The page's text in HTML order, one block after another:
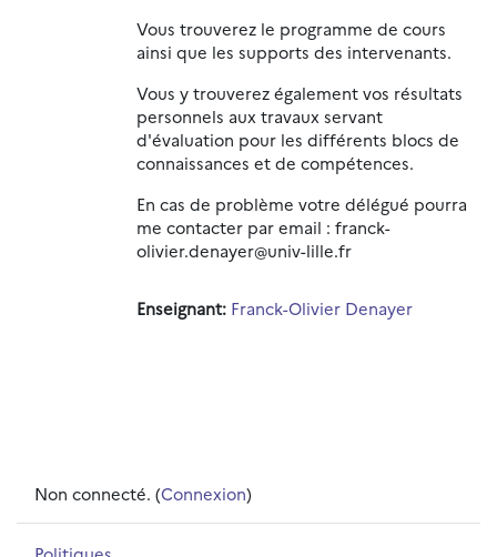
Vous trouverez le programme de cours
ainsi que les supports des intervenants.
Vous y trouverez également vos résultats
personnels aux travaux servant
d'évaluation pour les différents blocs de
connaissances et de compétences.
En cas de problème votre délégué pourra
me contacter par email : franck-
olivier.denayer@univ-lille.fr
Enseignant: Franck-Olivier Denayer
Non connecté. (Connexion)